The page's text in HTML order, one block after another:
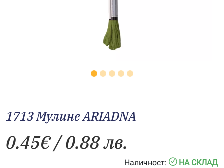
1713 Мулине ARIADNA
0.45€/ 0.88 лв.
Наличност:
НА СКЛАД